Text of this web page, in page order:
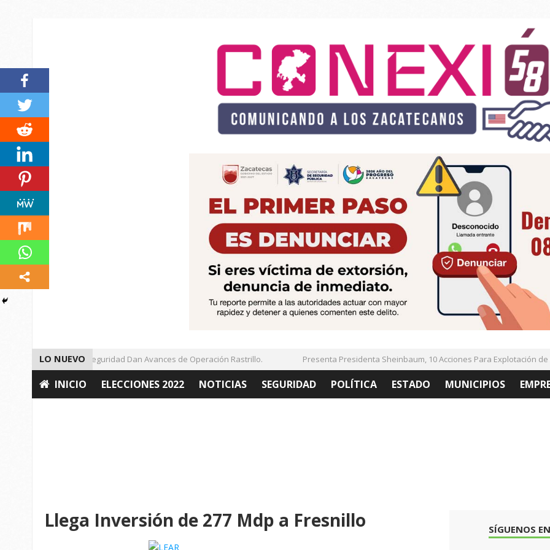
LO NUEVO
Autoridades de Seguridad Dan Avances de Operación Rastrillo. Presenta Presidenta Sheinbaum, 10 Acciones Para Explotación de
INICIO ELECCIONES 2022 NOTICIAS SEGURIDAD POLÍTICA ESTADO MUNICIPIOS
Llega Inversión de 277 Mdp a Fresnillo SÍGUENOS